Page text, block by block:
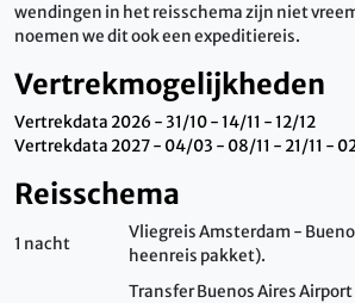
wendingen in het reisschema zijn niet
noemen we dit ook een expeditiereis.
Vertrekmogelijkheden
Vertrekdata 2026 - 31/10 - 14/11 - 12/12
Vertrekdata 2027 - 04/03 - 08/11 - 21/11 -
Reisschema
1 nacht
Vliegreis Amsterdam -
heenreis pakket).
Transfer Buenos Aires